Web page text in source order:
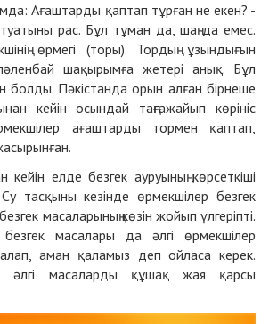
Ағаштарды қаптап тұрған не екен? -
рас. Бұл тұман да, шаң да емес.
өрмегі (торы). Тордың ұзындығын
шақырымға жетері анық. Бұл
болды. Пәкістанда орын алған бірнеше
кейін осындай таңғажайып көрініс
ағаштарды тормен қаптап,
елде безгек ауруының көрсеткіші
тасқыны кезінде өрмекшілер безгек
масаларының көзін жойып үлгеріпті.
масалары да әлгі өрмекшілер
аман қаламыз деп ойласа керек.
әлгі масаларды құшақ жая қарсы